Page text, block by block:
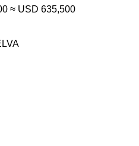
≈ USD 635,500